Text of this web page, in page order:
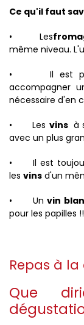
Ce qu'il faut
• Les
même niveau.
• Il est
accompagner
nécessaire d'en
• Les vins à
avec un plus
• Il est
les vins d'un
• Un vin
pour les papilles
Repas à la
Que